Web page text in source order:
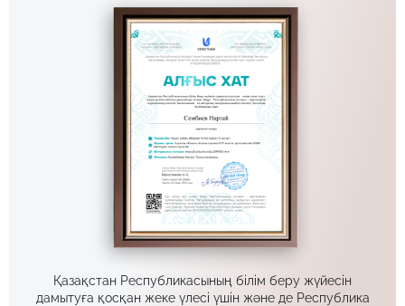
Қазақстан Республикасының білім беру жүйесін
дамытуға қосқан жеке үлесі үшін және де Республика